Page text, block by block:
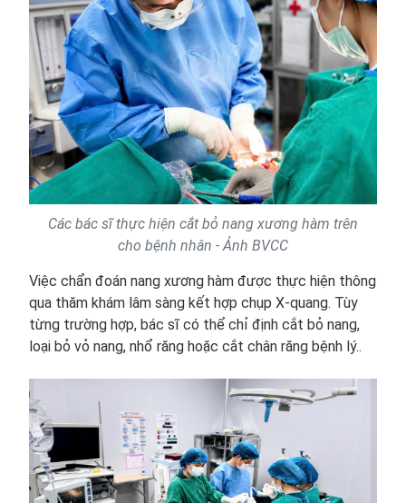
Các bác sĩ thực hiện cắt bỏ nang xương hàm trên
cho bệnh nhân - Ảnh BVCC
Việc chẩn đoán nang xương hàm được thực hiện thông
qua thăm khám lâm sàng kết hợp chụp X-quang. Tùy
từng trường hợp, bác sĩ có thể chỉ định cắt bỏ nang,
loại bỏ vỏ nang, nhổ răng hoặc cắt chân răng bệnh lý..